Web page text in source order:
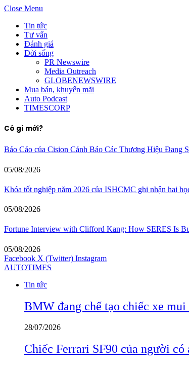
Close Menu
Tin tức
Tư vấn
Đánh giá
Đời sống
PR Newswire
Media Outreach
GLOBENEWSWIRE
Mua bán, khuyến mãi
Auto Podcast
TIMESCORP
Có gì mới?
Báo Cáo của Cision Cảnh Báo Các Thương Hiệu Đang
05/08/2026
Khóa tốt nghiệp năm 2026 của ISHCMC ghi nhận hai
05/08/2026
Fortune Interview with Clifford Kang: How SERES Is
05/08/2026
Facebook X (Twitter) Instagram
AUTOTIMES
Tin tức
BMW đang chế tạo chiếc xe
28/07/2026
Chiếc Ferrari SF90 của người